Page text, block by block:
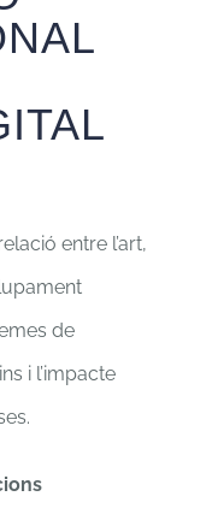
entre l’art,
de
i l’impacte